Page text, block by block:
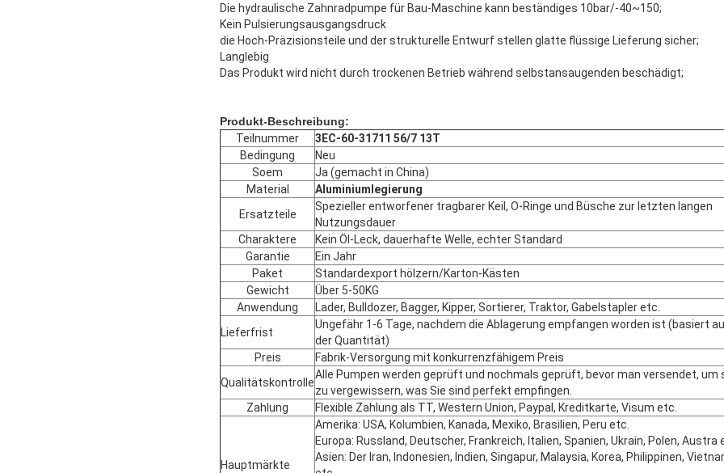
Die hydraulische Zahnradpumpe für Bau-Maschine kann beständiges 10bar/-40~150;
Kein Pulsierungsausgangsdruck
die Hoch-Präzisionsteile und der strukturelle Entwurf stellen glatte flüssige Lieferung sicher;
Langlebig
Das Produkt wird nicht durch trockenen Betrieb während selbstansaugenden beschädigt;
Produkt-Beschreibung:
Teilnummer
3EC-60-31711 56/7 13T
Bedingung
Neu
Soem
Ja (gemacht in China)
Material
Aluminiumlegierung
Ersatzteile
Spezieller entworfener tragbarer Keil, O-Ringe und Büsche zur letzten langen
Nutzungsdauer
Charaktere
Kein Öl-Leck, dauerhafte Welle, echter Standard
Garantie
Ein Jahr
Paket
Standardexport hölzern/Karton-Kästen
Gewicht
Über 5-50KG
Anwendung
Lader, Bulldozer, Bagger, Kipper, Sortierer, Traktor, Gabelstapler etc.
Lieferfrist
Ungefähr 1-6 Tage, nachdem die Ablagerung empfangen worden ist (basiert
der Quantität)
Preis
Fabrik-Versorgung mit konkurrenzfähigem Preis
Qualitätskontrolle
Alle Pumpen werden geprüft und nochmals geprüft, bevor man versendet, um
zu vergewissern, was Sie sind perfekt empfingen.
Zahlung
Flexible Zahlung als TT, Western Union, Paypal, Kreditkarte, Visum etc.
Hauptmärkte
Amerika: USA, Kolumbien, Kanada, Mexiko, Brasilien, Peru etc.
Europa: Russland, Deutscher, Frankreich, Italien, Spanien, Ukrain, Polen, Austra
Asien: Der Iran, Indonesien, Indien, Singapur, Malaysia, Korea, Philippinen,